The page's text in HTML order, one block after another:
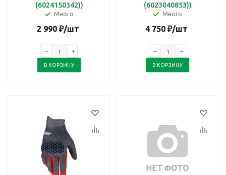
(6024150342))
Много
2 990 ₽/шт
В КОРЗИНУ
(6023040853))
Много
4 750 ₽/шт
В КОРЗИНУ